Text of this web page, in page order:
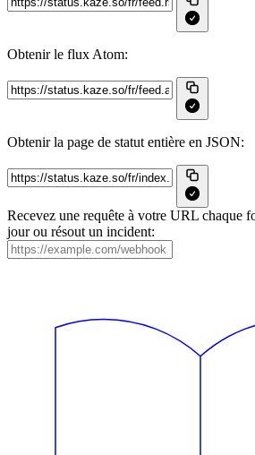
Obtenir le flux Atom:
Obtenir la page de statut entière en JSON:
Recevez une requête à votre URL chaque
jour ou résout un incident: